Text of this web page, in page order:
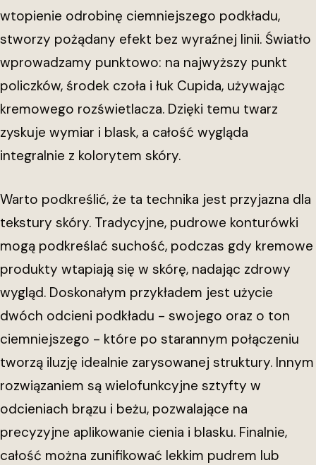
wtopienie odrobinę ciemniejszego podkładu,
stworzy pożądany efekt bez wyraźnej linii. Światło
wprowadzamy punktowo: na najwyższy punkt
policzków, środek czoła i łuk Cupida, używając
kremowego rozświetlacza. Dzięki temu twarz
zyskuje wymiar i blask, a całość wygląda
integralnie z kolorytem skóry.
Warto podkreślić, że ta technika jest przyjazna dla
tekstury skóry. Tradycyjne, pudrowe konturówki
mogą podkreślać suchość, podczas gdy kremowe
produkty wtapiają się w skórę, nadając zdrowy
wygląd. Doskonałym przykładem jest użycie
dwóch odcieni podkładu - swojego oraz o ton
ciemniejszego - które po starannym połączeniu
tworzą iluzję idealnie zarysowanej struktury. Innym
rozwiązaniem są wielofunkcyjne sztyfty w
odcieniach brązu i beżu, pozwalające na
precyzyjne aplikowanie cienia i blasku. Finalnie,
całość można zunifikować lekkim pudrem lub